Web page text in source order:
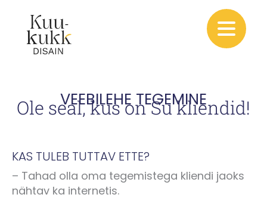
content
VEEBILEHE TEGEMINE
Ole seal, kus on Su kliendid!
KAS TULEB TUTTAV ETTE?
– Tahad olla oma tegemistega kliendi jaoks
nähtav ka internetis.